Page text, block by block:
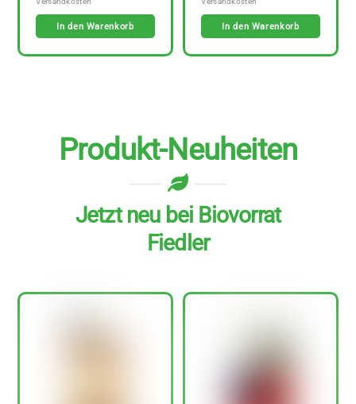
In den Warenkorb In den Warenkorb
Produkt-Neuheiten
Jetzt neu bei Biovorrat
Fiedler